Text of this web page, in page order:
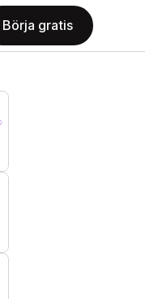
Börja gratis